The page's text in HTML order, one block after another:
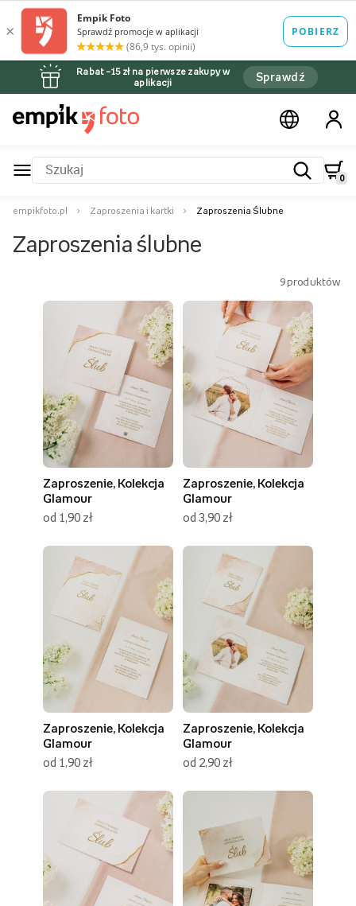
Rabat –15 zł na pierwsze zakupy w
aplikacji
Sprawdź
0
empikfoto.pl Zaproszenia i kartki Zaproszenia Ślubne
Zaproszenia ślubne
9produktów
Zaproszenie, Kolekcja
Glamour
od 1,90 zł
Zaproszenie, Kolekcja
Glamour
od 3,90 zł
Zaproszenie, Kolekcja
Glamour
od 1,90 zł
Zaproszenie, Kolekcja
Glamour
od 2,90 zł